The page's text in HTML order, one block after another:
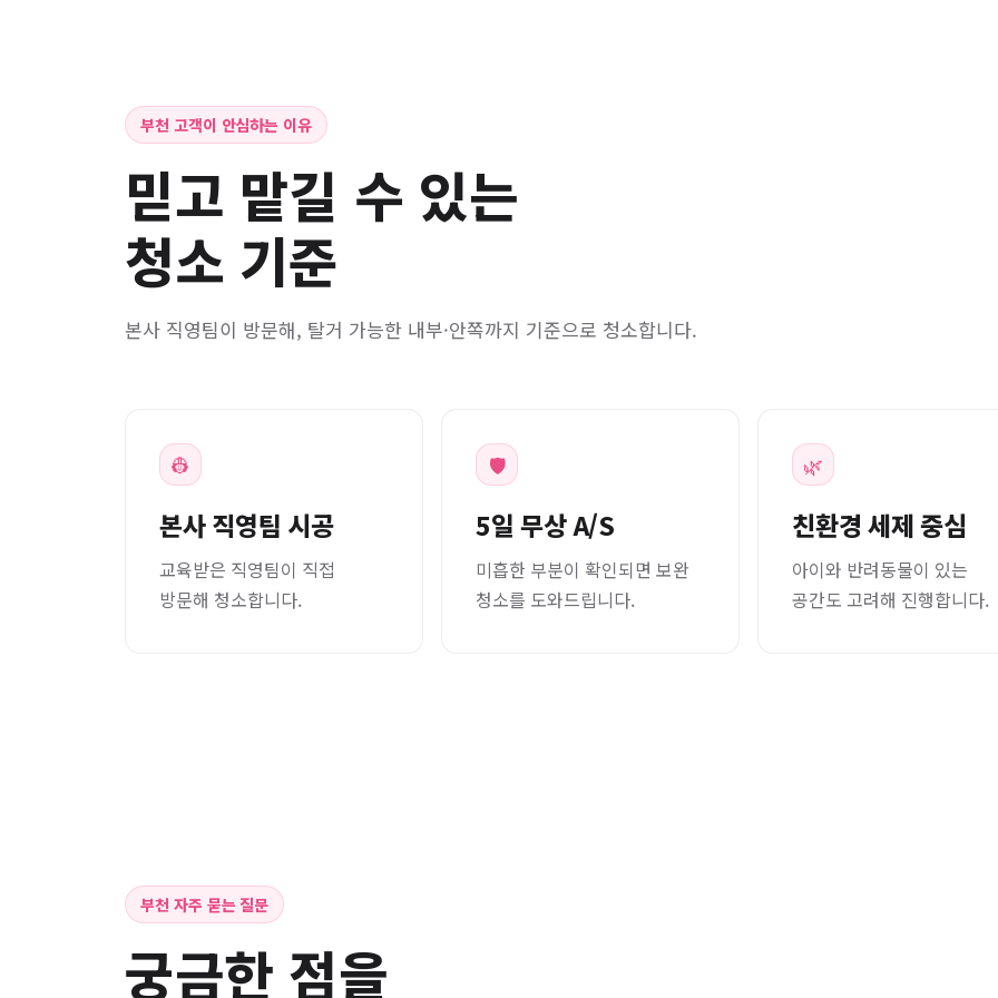
부천 고객이 안심하는 이유
믿고 맡길 수 있는
청소 기준
본사 직영팀이 방문해, 탈거 가능한 내부·안쪽까지 기준으로 청소합니다.
👷
본사 직영팀 시공
교육받은 직영팀이 직접
방문해 청소합니다.
🛡️
5일 무상 A/S
미흡한 부분이 확인되면 보완
청소를 도와드립니다.
🌿
친환경 세제 중심
아이와 반려동물이 있는
공간도 고려해 진행합니다.
부천 자주 묻는 질문
궁금한 점을